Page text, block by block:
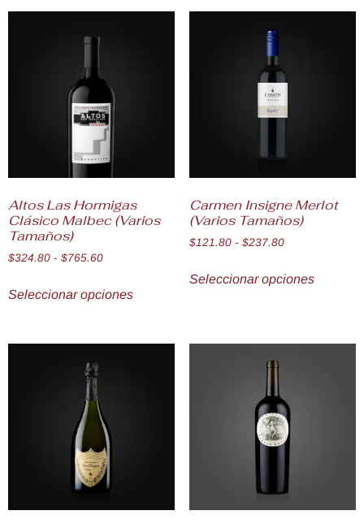
Altos Las Hormigas
Clásico Malbec (Varios
Tamaños)
$324.80 - $765.60
Seleccionar opciones
Carmen Insigne Merlot
(Varios Tamaños)
$121.80 - $237.80
Seleccionar opciones